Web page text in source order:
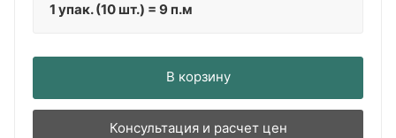
1 упак. (10 шт.) = 9 п.м
В корзину
Консультация и расчет цен